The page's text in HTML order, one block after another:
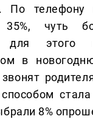
По телефону
чуть
для этого
в
стала
8%